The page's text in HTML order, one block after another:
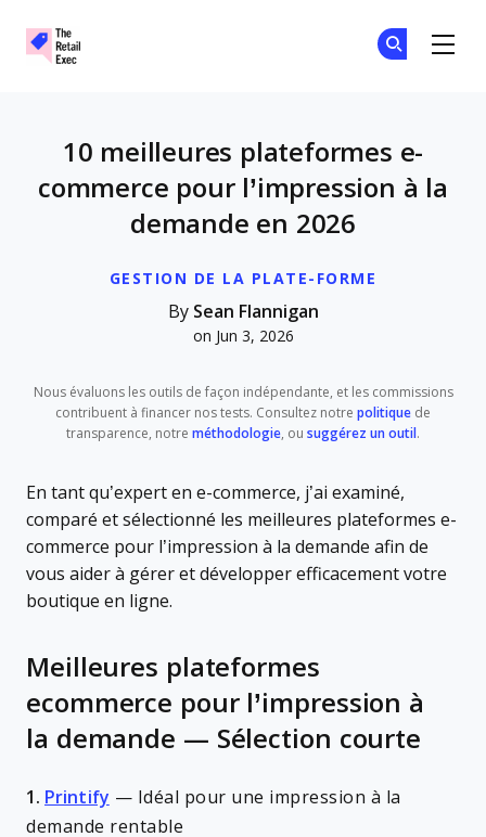
GESTION DE LA PLATE-FORME
10 meilleures plateformes e-
commerce pour l’impression à la
demande en 2026
By Sean Flannigan
on Jun 3, 2026
Nous évaluons les outils de façon indépendante, et les commissions
contribuent à financer nos tests. Consultez notre politique de
transparence, notre méthodologie, ou suggérez un outil .
En tant qu’expert en e-commerce, j’ai examiné,
comparé et sélectionné les meilleures plateformes e-
commerce pour l’impression à la demande afin de
vous aider à gérer et développer efficacement votre
boutique en ligne.
Meilleures plateformes
ecommerce pour l’impression à
la demande — Sélection courte
1. Printify — Idéal pour une impression à la
demande rentable